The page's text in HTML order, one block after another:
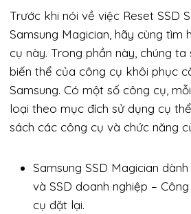
Trước khi nói về việc Reset SSD
Samsung Magician, hãy cùng tìm
cụ này. Trong phần này, chúng
biến thể của công cụ khôi phục
Samsung. Có một số công cụ,
loại theo mục đích sử dụng cụ
sách các công cụ và chức năng
Samsung SSD Magician
và SSD doanh nghiệp –
cụ đặt lại.